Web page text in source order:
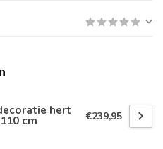
hert
cm €239,95